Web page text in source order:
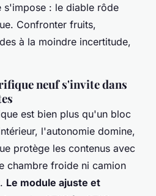
s'impose : le diable rôde
Confronter fruits,
à la moindre incertitude,
neuf s'invite dans
est bien plus qu'un bloc
l'autonomie domine,
protège les contenus avec
chambre froide ni camion
Le module ajuste et